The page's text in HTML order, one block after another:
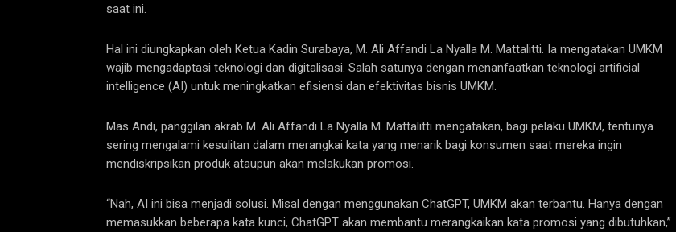
saat ini.
Hal ini diungkapkan oleh Ketua Kadin Surabaya, M. Ali Affandi La Nyalla M. Mattalitti. Ia mengatakan UMKM
wajib mengadaptasi teknologi dan digitalisasi. Salah satunya dengan menanfaatkan teknologi artificial
intelligence (AI) untuk meningkatkan efisiensi dan efektivitas bisnis UMKM.
Mas Andi, panggilan akrab M. Ali Affandi La Nyalla M. Mattalitti mengatakan, bagi pelaku UMKM, tentunya
sering mengalami kesulitan dalam merangkai kata yang menarik bagi konsumen saat mereka ingin
mendiskripsikan produk ataupun akan melakukan promosi.
“Nah, AI ini bisa menjadi solusi. Misal dengan menggunakan ChatGPT, UMKM akan terbantu. Hanya dengan
memasukkan beberapa kata kunci, ChatGPT akan membantu merangkaikan kata promosi yang dibutuhkan,”